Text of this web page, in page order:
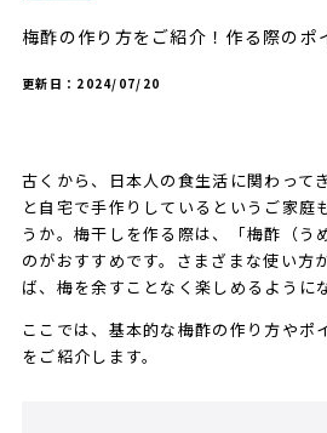
梅酢の作り方をご紹介！作る際のポ
更新日： 2024/07/20
古くから、日本人の食生活に関わって
と自宅で手作りしているというご家庭
うか。梅干しを作る際は、「梅酢（う
のがおすすめです。さまざまな使い方
ば、梅を余すことなく楽しめるように
ここでは、基本的な梅酢の作り方やポ
をご紹介します。